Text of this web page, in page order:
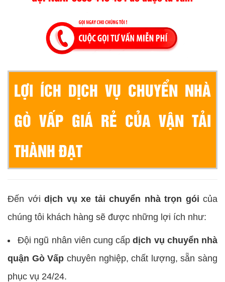
LỢI ÍCH DỊCH VỤ CHUYỂN NHÀ
GÒ VẤP GIÁ RẺ CỦA VẬN TẢI
THÀNH ĐẠT
Đến với dịch vụ xe tải chuyển nhà trọn gói của
chúng tôi khách hàng sẽ được những lợi ích như:
Đội ngũ nhân viên cung cấpdịch vụ chuyển nhà
quận Gò Vấp chuyên nghiệp, chất lượng, sẵn sàng
phục vụ 24/24.